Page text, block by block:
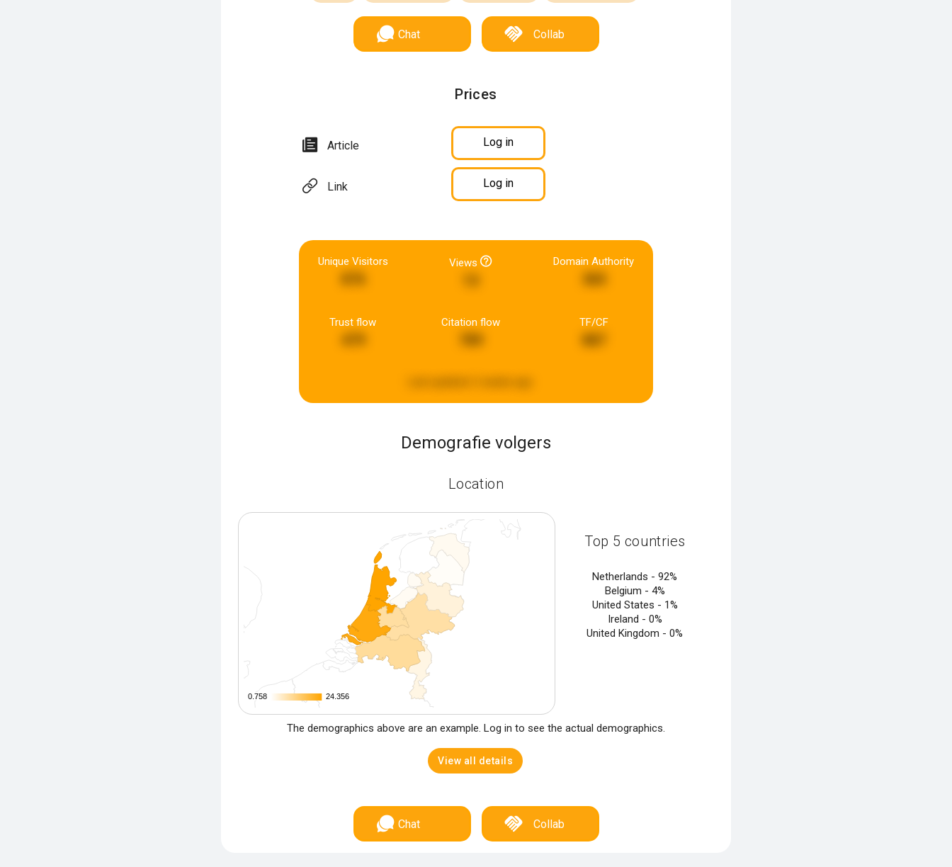
Chat Collab
Prices
Article Log in
Link Log in
Unique Visitors Views Domain Authority
Trust flow Citation flow TF/CF
887
Demografie volgers
Location
0.758
0.758 24.356
24.356
Top 5 countries
Netherlands -92%
Belgium - 4%
United States - 1%
Ireland - 0%
United Kingdom -0%
The demographics above are an example. Log in to see the actual demographics.
View all details
Chat Collab